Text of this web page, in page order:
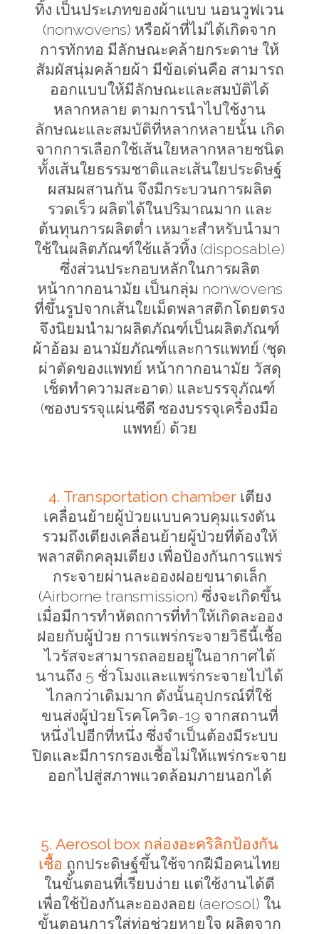
ทิ้ง เป็นประเภทของผ้าแบบ นอนวูฟเวน
(nonwovens) หรือผ้าที่ไม่ได้เกิดจาก
การทักทอ มีลักษณะคล้ายกระดาษ ให้
สัมผัสนุ่มคล้ายผ้า มีข้อเด่นคือ สามารถ
ออกแบบให้มีลักษณะและสมบัติได้
หลากหลาย ตามการนำไปใช้งาน
ลักษณะและสมบัติที่หลากหลายนั้น เกิด
จากการเลือกใช้เส้นใยหลากหลายชนิด
ทั้งเส้นใยธรรมชาติและเส้นใยประดิษฐ์
ผสมผสานกัน จึงมีกระบวนการผลิต
รวดเร็ว ผลิตได้ในปริมาณมาก และ
ต้นทุนการผลิตต่ำ เหมาะสำหรับนำมา
ใช้ในผลิตภัณฑ์ใช้แล้วทิ้ง (disposable)
ซึ่งส่วนประกอบหลักในการผลิต
หน้ากากอนามัย เป็นกลุ่ม nonwovens
ที่ขึ้นรูปจากเส้นใยเม็ดพลาสติกโดยตรง
จึงนิยมนำมาผลิตภัณฑ์เป็นผลิตภัณฑ์
ผ้าอ้อม อนามัยภัณฑ์และการแพทย์ (ชุด
ผ่าตัดของแพทย์ หน้ากากอนามัย วัสดุ
เช็ดทำความสะอาด) และบรรจุภัณฑ์
(ซองบรรจุแผ่นซีดี ซองบรรจุเครื่องมือ
แพทย์) ด้วย
4. Transportation chamber เตียง
เคลื่อนย้ายผู้ป่วยแบบควบคุมแรงดัน
รวมถึงเตียงเคลื่อนย้ายผู้ป่วยที่ต้องให้
พลาสติกคลุมเตียง เพื่อป้องกันการแพร่
กระจายผ่านละอองฝอยขนาดเล็ก
(Airborne transmission) ซึ่งจะเกิดขึ้น
เมื่อมีการทำหัตถการที่ทำให้เกิดละออง
ฝอยกับผู้ป่วย การแพร่กระจายวิธีนี้เชื้อ
ไวรัสจะสามารถลอยอยู่ในอากาศได้
นานถึง 5 ชั่วโมงและแพร่กระจายไปได้
ไกลกว่าเดิมมาก ดังนั้นอุปกรณ์ที่ใช้
ขนส่งผู้ป่วยโรคโควิด-19 จากสถานที่
หนึ่งไปอีกที่หนึ่ง ซึ่งจำเป็นต้องมีระบบ
ปิดและมีการกรองเชื้อไม่ให้แพร่กระจาย
ออกไปสู่สภาพแวดล้อมภายนอกได้
5. Aerosol box กล่องอะคริลิกป้องกัน
เชื้อ ถูกประดิษฐ์ขึ้นใช้จากฝีมือคนไทย
ในขั้นตอนที่เรียบง่าย แต่ใช้งานได้ดี
เพื่อใช้ป้องกันละอองลอย (aerosol) ใน
ขั้นตอนการใส่ท่อช่วยหายใจ ผลิตจาก